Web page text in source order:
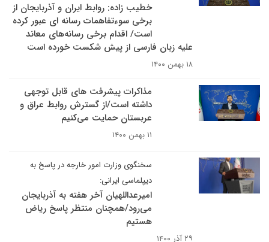
خطیب زاده: روابط ایران و آذربایجان از
برخی سوءتفاهمات رسانه ای عبور کرده
است/ اقدام برخی رسانه‌های معاند
علیه زبان فارسی از پیش شکست خورده است
۱۸ بهمن ۱۴۰۰
مذاکرات پیشرفت های قابل توجهی
داشته است/از گسترش روابط عراق و
عربستان حمایت می‌کنیم
۱۱ بهمن ۱۴۰۰
سخنگوی وزارت امور خارجه در پاسخ به
دیپلماسی ایرانی:
امیرعداللهیان آخر هفته به آذربایجان
می‌رود/همچنان منتظر پاسخ ریاض
هستیم
۲۹ آذر ۱۴۰۰